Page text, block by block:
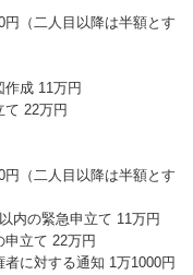
（二人目以降は半額とす
成 11万円
て 22万円
（二人目以降は半額とす
内の緊急申立て 11万円
申立て 22万円
者に対する通知 1万1000円